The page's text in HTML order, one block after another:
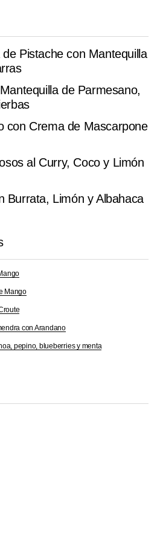
esta de ‘Pay de Pera con
pasos y salió a la primera.
will not be published.
Pistache con Mantequilla
de Parmesano,
con Crema de Mascarpone
al Curry, Coco y Limón
Burrata, Limón y Albahaca
Mango
con Arandano
pepino, blueberries y menta